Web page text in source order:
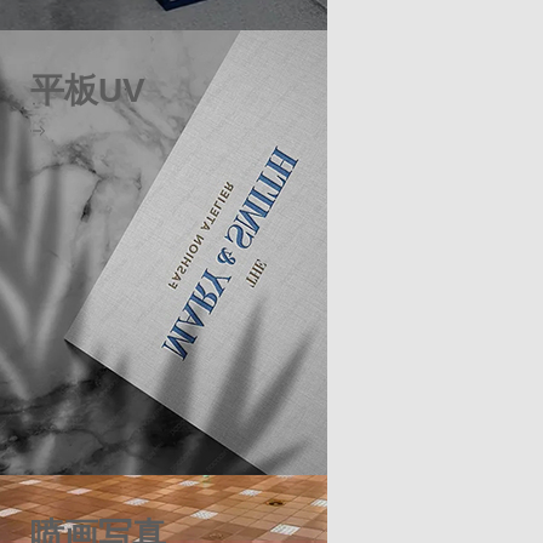
平板UV
喷画写真